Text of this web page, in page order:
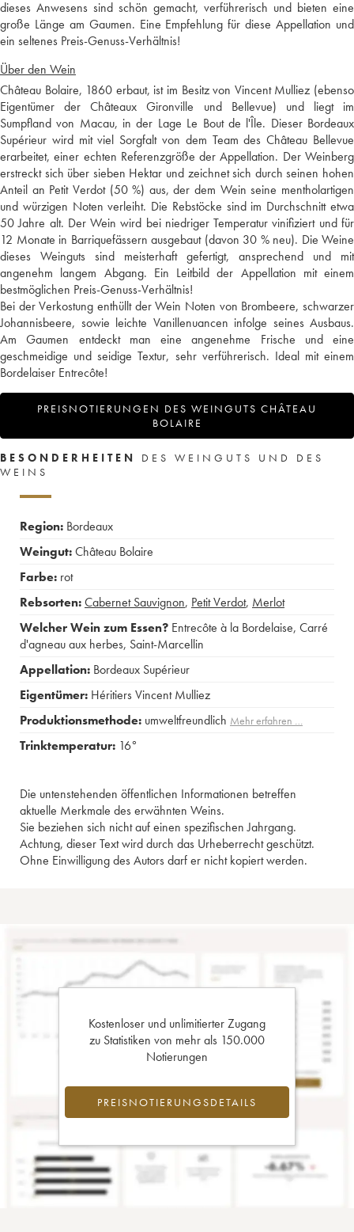
dieses Anwesens sind schön gemacht, verführerisch und bieten eine
große Länge am Gaumen. Eine Empfehlung für diese Appellation und
ein seltenes Preis-Genuss-Verhältnis!
Über den Wein
Château Bolaire, 1860 erbaut, ist im Besitz von Vincent Mulliez (ebenso
Eigentümer der Châteaux Gironville und Bellevue) und liegt im
Sumpfland von Macau, in der Lage Le Bout de l'Île. Dieser Bordeaux
Supérieur wird mit viel Sorgfalt von dem Team des Château Bellevue
erarbeitet, einer echten Referenzgröße der Appellation. Der Weinberg
erstreckt sich über sieben Hektar und zeichnet sich durch seinen hohen
Anteil an Petit Verdot (50 %) aus, der dem Wein seine mentholartigen
und würzigen Noten verleiht. Die Rebstöcke sind im Durchschnitt etwa
50 Jahre alt. Der Wein wird bei niedriger Temperatur vinifiziert und für
12 Monate in Barriquefässern ausgebaut (davon 30 % neu). Die Weine
dieses Weinguts sind meisterhaft gefertigt, ansprechend und mit
angenehm langem Abgang. Ein Leitbild der Appellation mit einem
bestmöglichen Preis-Genuss-Verhältnis!
Bei der Verkostung enthüllt der Wein Noten von Brombeere, schwarzer
Johannisbeere, sowie leichte Vanillenuancen infolge seines Ausbaus.
Am Gaumen entdeckt man eine angenehme Frische und eine
geschmeidige und seidige Textur, sehr verführerisch. Ideal mit einem
Bordelaiser Entrecôte!
PREISNOTIERUNGEN DES WEINGUTS CHÂTEAU
BOLAIRE
BESONDERHEITEN
DES WEINGUTS UND DES
WEINS
Region: Bordeaux
Weingut:Château Bolaire
Farbe: rot
Rebsorten:Cabernet Sauvignon, Petit Verdot, Merlot
Welcher Wein zum Essen? Entrecôte à la Bordelaise, Carré
d'agneau aux herbes, Saint-Marcellin
Appellation: Bordeaux Supérieur
Eigentümer: Héritiers Vincent Mulliez
Produktionsmethode: umweltfreundlich Mehr erfahren …
Trinktemperatur: 16°
Die untenstehenden öffentlichen Informationen betreffen
aktuelle Merkmale des erwähnten Weins.
Sie beziehen sich nicht auf einen spezifischen Jahrgang.
Achtung, dieser Text wird durch das Urheberrecht geschützt.
Ohne Einwilligung des Autors darf er nicht kopiert werden.
Kostenloser und unlimitierter Zugang
zu Statistiken von mehr als 150.000
Notierungen
PREISNOTIERUNGSDETAILS